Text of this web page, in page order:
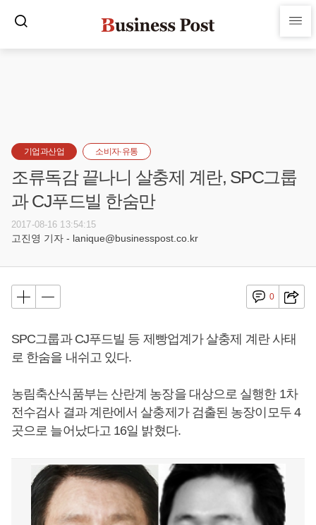
기업과산업 소비자·유통
조류독감 끝나니 살충제 계란, SPC그룹
과 CJ푸드빌 한숨만
2017-08-16 13:54:15
고진영 기자 - lanique@businesspost.co.kr
0
SPC그룹과 CJ푸드빌 등 제빵업계가 살충제 계란 사태
로 한숨을 내쉬고 있다.
농림축산식품부는 산란계 농장을 대상으로 실행한 1차
전수검사 결과 계란에서 살충제가 검출된 농장이모두 4
곳으로 늘어났다고 16일 밝혔다.